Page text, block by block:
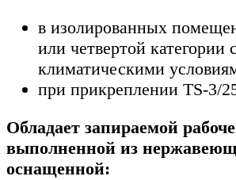
в изолированных
или четвертой категории с
климатическими
при прикреплении TS-3/
Обладает запираемой
выполненной из
оснащенной: